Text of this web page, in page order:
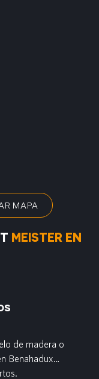
MAPA
MEISTER EN
de madera o
Benahadux…